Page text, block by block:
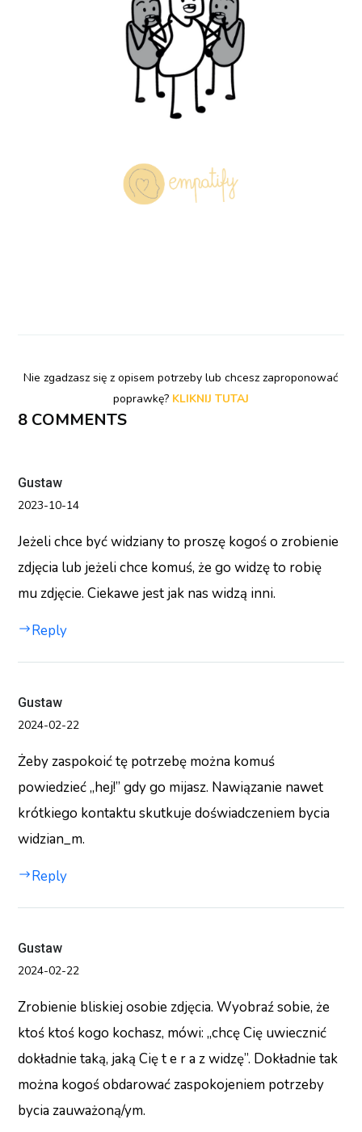
Nie zgadzasz się z opisem potrzeby lub chcesz zaproponować
poprawkę? KLIKNIJ TUTAJ
8 COMMENTS
Gustaw
2023-10-14
Jeżeli chce być widziany to proszę kogoś o zrobienie
zdjęcia lub jeżeli chce komuś, że go widzę to robię
mu zdjęcie. Ciekawe jest jak nas widzą inni.
Reply
Gustaw
2024-02-22
Żeby zaspokoić tę potrzebę można komuś
powiedzieć ,,hej!” gdy go mijasz. Nawiązanie nawet
krótkiego kontaktu skutkuje doświadczeniem bycia
widzian_m.
Reply
Gustaw
2024-02-22
Zrobienie bliskiej osobie zdjęcia. Wyobraź sobie, że
ktoś ktoś kogo kochasz, mówi: ,,chcę Cię uwiecznić
dokładnie taką, jaką Cię t e r a z widzę”. Dokładnie tak
można kogoś obdarować zaspokojeniem potrzeby
bycia zauważoną/ym.